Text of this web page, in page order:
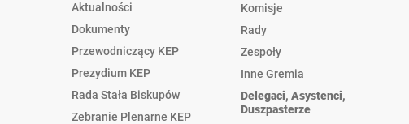
Aktualności
Dokumenty
Przewodniczący KEP
Prezydium KEP
Rada Stała Biskupów
Zebranie Plenarne KEP
Komisje
Rady
Zespoły
Inne Gremia
Delegaci, Asystenci,
Duszpasterze